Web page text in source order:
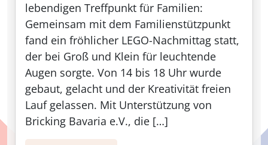
lebendigen Treffpunkt für Familien:
Gemeinsam mit dem Familienstützpunkt
fand ein fröhlicher LEGO-Nachmittag statt,
der bei Groß und Klein für leuchtende
Augen sorgte. Von 14 bis 18 Uhr wurde
gebaut, gelacht und der Kreativität freien
Lauf gelassen. Mit Unterstützung von
Bricking Bavaria e.V., die […]